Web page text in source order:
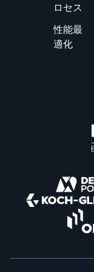
ロセス
性能最
適化